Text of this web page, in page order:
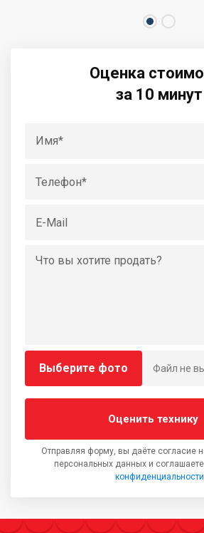
Оценка
за 10 минут
Выберите фото Файл не
Оценить технику
Отправляя форму, вы даёте согласие
персональных данных и
конфиденциальности